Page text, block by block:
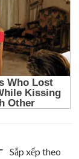
Sắp xếp theo